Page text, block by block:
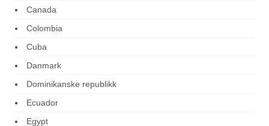
Canada
Colombia
Cuba
Danmark
Dominikanske republikk
Ecuador
Egypt